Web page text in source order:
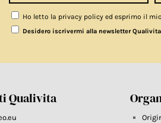
Ho letto la privacy policy ed esprimo il
Desidero iscrivermi alla newsletter Qualivita
Qualivita